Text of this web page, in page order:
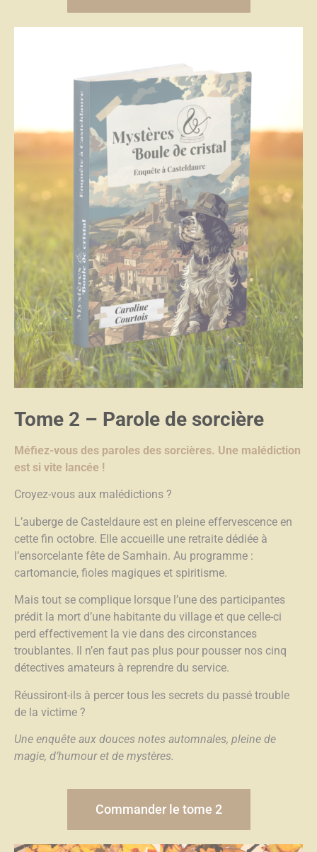
Tome 2 – Parole de sorcière
Méfiez-vous des paroles des sorcières. Une malédiction
est si vite lancée !
Croyez-vous aux malédictions ?
L’auberge de Casteldaure est en pleine effervescence en
cette fin octobre. Elle accueille une retraite dédiée à
l’ensorcelante fête de Samhain. Au programme :
cartomancie, fioles magiques et spiritisme.
Mais tout se complique lorsque l’une des participantes
prédit la mort d’une habitante du village et que celle-ci
perd effectivement la vie dans des circonstances
troublantes. Il n’en faut pas plus pour pousser nos cinq
détectives amateurs à reprendre du service.
Réussiront-ils à percer tous les secrets du passé trouble
de la victime ?
Une enquête aux douces notes automnales, pleine de
magie, d’humour et de mystères.
Commander le tome 2